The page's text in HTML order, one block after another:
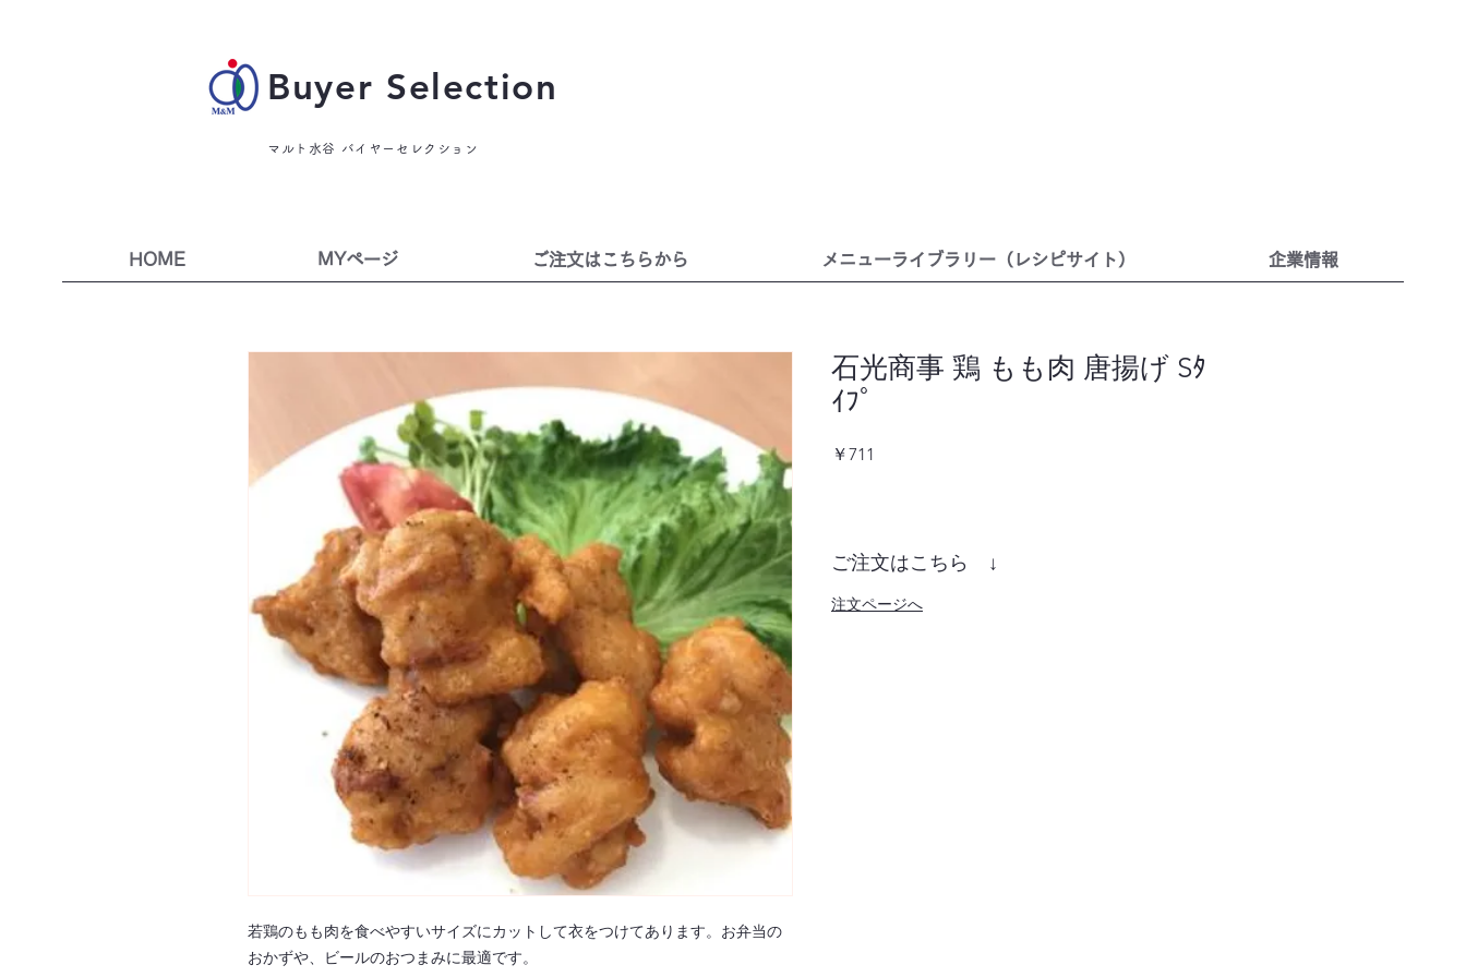
Buyer Selection
マルト水谷 バイヤーセレクション
HOME MYページ ご注文はこちらから メニューライブラリー（レシピサイト） 企業情報
若鶏のもも肉を食べやすいサイズにカットして衣をつけてあります。お弁当の
おかずや、ビールのおつまみに最適です。
石光商事 鶏 もも肉 唐揚げ Sﾀ
ｲﾌﾟ
￥711
ご注文はこちら ↓
注文ページへ